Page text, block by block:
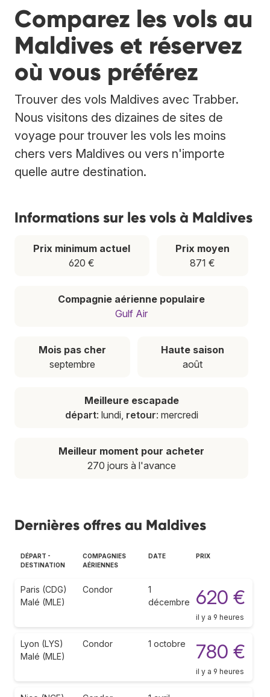
Comparez les vols au
Maldives et réservez
où vous préférez
Trouver des vols Maldives avec Trabber.
Nous visitons des dizaines de sites de
voyage pour trouver les vols les moins
chers vers Maldives ou vers n'importe
quelle autre destination.
Informations sur les vols à Maldives
Prix minimum actuel
620 €
Prix moyen
871 €
Compagnie aérienne populaire
Gulf Air
Mois pas cher
septembre
Haute saison
août
Meilleure escapade
départ: lundi, retour: mercredi
Meilleur moment pour acheter
270 jours à l'avance
Dernières offres au Maldives
DÉPART -
DESTINATION
COMPAGNIES
AÉRIENNES
DATE PRIX
Paris (CDG)
Malé (MLE)
Condor
1
décembre
620 €
il y a 9 heures
Lyon (LYS)
Malé (MLE)
Condor 1 octobre 780 €
il y a 9 heures